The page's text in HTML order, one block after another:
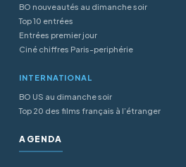
BO nouveautés au dimanche soir
Top 10 entrées
Entrées premier jour
Ciné chiffres Paris-periphérie
INTERNATIONAL
BO US au dimanche soir
Top 20 des films français à l’étranger
AGENDA